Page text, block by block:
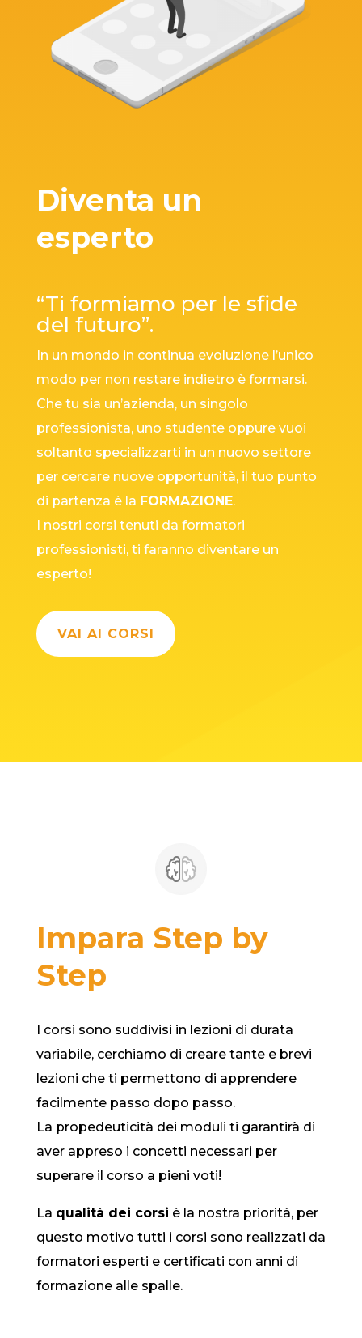
Diventa un
esperto
“Ti formiamo per le sfide
del futuro”.
In un mondo in continua evoluzione l’unico
modo per non restare indietro è formarsi.
Che tu sia un’azienda, un singolo
professionista, uno studente oppure vuoi
soltanto specializzarti in un nuovo settore
per cercare nuove opportunità, il tuo punto
di partenza è la FORMAZIONE.
I nostri corsi tenuti da formatori
professionisti, ti faranno diventare un
esperto!
VAI AI CORSI
Impara Step by
Step
I corsi sono suddivisi in lezioni di durata
variabile, cerchiamo di creare tante e brevi
lezioni che ti permettono di apprendere
facilmente passo dopo passo.
La propedeuticità dei moduli ti garantirà di
aver appreso i concetti necessari per
superare il corso a pieni voti!
La qualità dei corsi è la nostra priorità, per
questo motivo tutti i corsi sono realizzati da
formatori esperti e certificati con anni di
formazione alle spalle.